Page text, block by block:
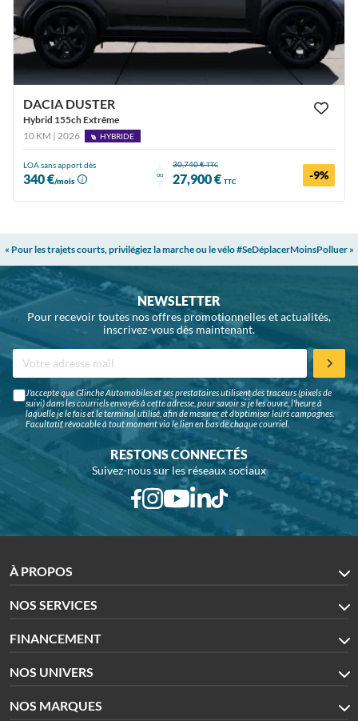
DACIA DUSTER
Hybrid 155ch Extrême
10 KM | 2026
HYBRIDE
LOA sans apport dès
340 €/mois
ou
30,740 €TTC
27,900 € TTC -9%
« Pour les trajets courts, privilégiez la marche ou le vélo #SeDéplacerMoinsPolluer »
NEWSLETTER
Pour recevoir toutes nos offres promotionnelles et actualités,
inscrivez-vous dès maintenant.
J'accepte que Glinche Automobiles et ses prestataires utilisent des traceurs (pixels de
suivi) dans les courriels envoyés à cette adresse, pour savoir si je les ouvre, l'heure à
laquelle je le fais et le terminal utilisé, afin de mesurer et d'optimiser leurs campagnes.
Facultatif, révocable à tout moment via le lien en bas de chaque courriel.
RESTONS CONNECTÉS
Suivez-nous sur les réseaux sociaux
À PROPOS
NOS SERVICES
FINANCEMENT
NOS UNIVERS
NOS MARQUES